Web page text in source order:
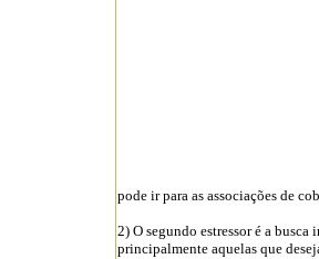
pode ir para as associações de
2) O segundo estressor é a busca
principalmente aquelas que